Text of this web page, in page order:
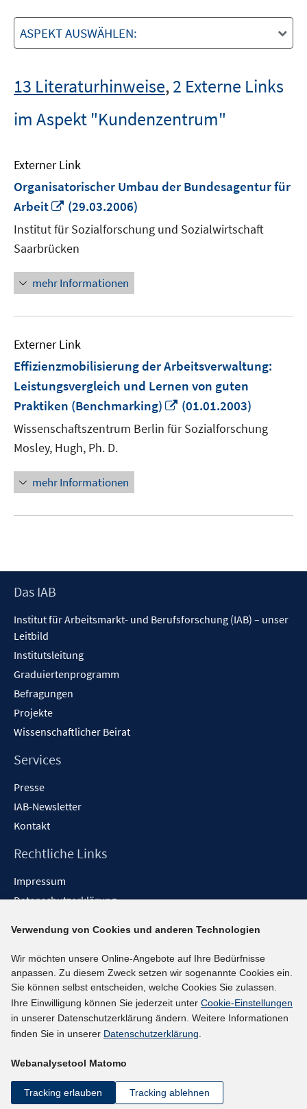
ASPEKT AUSWÄHLEN:
13 Literaturhinweise,2 Externe Links
im Aspekt "Kundenzentrum"
Externer Link
Organisatorischer Umbau der Bundesagentur für
Arbeit
In
neuem
Fenster
öffnen
(29.03.2006)
Institut für Sozialforschung und Sozialwirtschaft
Saarbrücken
mehr Informationen
Externer Link
Effizienzmobilisierung der Arbeitsverwaltung:
Leistungsvergleich und Lernen von guten
Praktiken (Benchmarking)
In
neuem
Fenster
(01.01.2003)
Wissenschaftszentrum Berlin für Sozialforschung
Mosley, Hugh, Ph. D.
mehr Informationen
Footer
Das IAB
Institut für Arbeitsmarkt- und Berufsforschung (IAB) – unser
Leitbild
Institutsleitung
Graduiertenprogramm
Befragungen
Projekte
Wissenschaftlicher Beirat
Services
Presse
IAB-Newsletter
Kontakt
Rechtliche Links
Impressum
Datenschutzerklärung
Barrieren melden
Social-Media-Kanäle
BlueSky
YouTube
LinkedIn
kununu
Netiquette
Verwendung von Cookies und anderen Technologien
Wir möchten unsere Online-Angebote auf Ihre Bedürfnisse
anpassen. Zu diesem Zweck setzen wir sogenannte Cookies ein.
Sie können selbst entscheiden, welche Cookies Sie zulassen.
Ihre Einwilligung können Sie jederzeit unter Cookie-Einstellungen
in unserer Datenschutzerklärung ändern. Weitere Informationen
finden Sie in unserer Datenschutzerklärung.
Webanalysetool Matomo
Tracking erlauben Tracking ablehnen